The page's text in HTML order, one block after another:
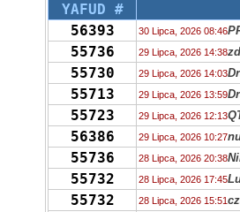
YAFUD #
56393
30 Lipca, 2026 08:46
55736 29 Lipca, 2026 14:38
55730 29 Lipca, 2026 14:03
55713 29 Lipca, 2026 13:59
55723 29 Lipca, 2026 12:13
56386 29 Lipca, 2026 10:27
55736 28 Lipca, 2026 20:38
55732 28 Lipca, 2026 17:45
55732 28 Lipca, 2026 15:51